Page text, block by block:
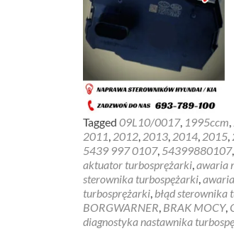
Tagged 09L10/0017, 1995ccm,
2011, 2012, 2013, 2014, 2015,
5439 997 0107, 54399880107,
aktuator turbosprężarki,awaria
sterownika turbospężarki,
turbosprężarki, błąd sterownika
BORGWARNER, BRAK MOCY,
diagnostyka nastawnika